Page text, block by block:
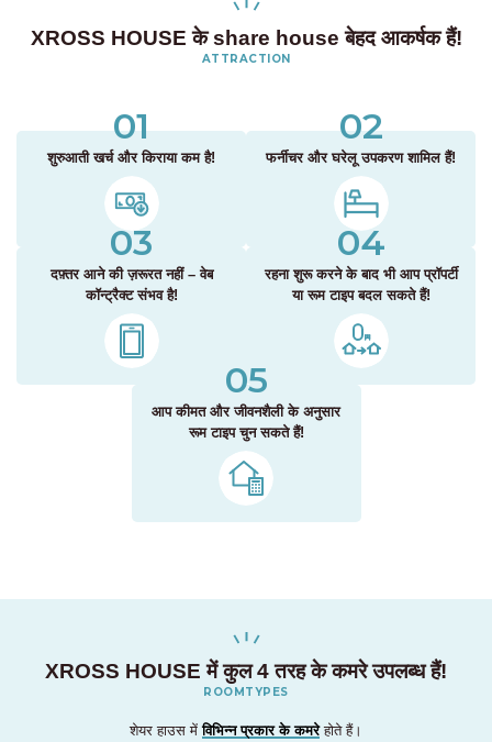
XROSS HOUSE के share house बेहद आकर्षक हैं!
ATTRACTION
01
शुरुआती खर्च और किराया कम है!
02
फर्नीचर और घरेलू उपकरण शामिल हैं!
03
दफ़्तर आने की ज़रूरत नहीं – वेब
कॉन्ट्रैक्ट संभव है!
04
रहना शुरू करने के बाद भी आप प्रॉपर्टी
या रूम टाइप बदल सकते हैं!
05
आप कीमत और जीवनशैली के अनुसार
रूम टाइप चुन सकते हैं!
XROSS HOUSE में कुल 4 तरह के कमरे उपलब्ध हैं!
ROOMTYPES
शेयर हाउस मेंविभिन्न प्रकार के कमरेहोते हैं।